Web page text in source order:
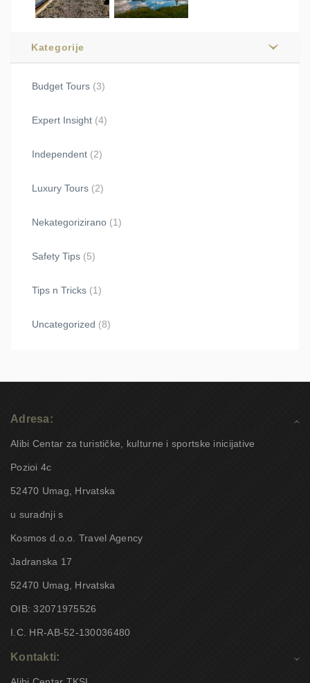
Kategorije
Budget Tours (3)
Expert Insight (4)
Independent (2)
Luxury Tours (2)
Nekategorizirano (1)
Safety Tips (5)
Tips n Tricks (1)
Uncategorized (8)
Adresa:
Alibi Centar za turističke, kulturne i sportske inicijative
Pozioi 4c
52470 Umag, Hrvatska
u suradnji s
Kosmos d.o.o. Travel Agency
Jadranska 17
52470 Umag, Hrvatska
OIB: 32071975526
I.C. HR-AB-52-130036480
Kontakti: